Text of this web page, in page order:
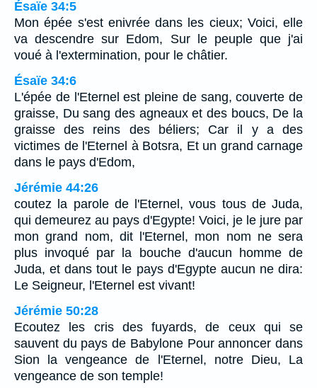
Ésaïe 34:5
Mon épée s'est enivrée dans les cieux; Voici, elle
va descendre sur Edom, Sur le peuple que j'ai
voué à l'extermination, pour le châtier.
Ésaïe 34:6
L'épée de l'Eternel est pleine de sang, couverte de
graisse, Du sang des agneaux et des boucs, De la
graisse des reins des béliers; Car il y a des
victimes de l'Eternel à Botsra, Et un grand carnage
dans le pays d'Edom,
Jérémie 44:26
coutez la parole de l'Eternel, vous tous de Juda,
qui demeurez au pays d'Egypte! Voici, je le jure par
mon grand nom, dit l'Eternel, mon nom ne sera
plus invoqué par la bouche d'aucun homme de
Juda, et dans tout le pays d'Egypte aucun ne dira:
Le Seigneur, l'Eternel est vivant!
Jérémie 50:28
Ecoutez les cris des fuyards, de ceux qui se
sauvent du pays de Babylone Pour annoncer dans
Sion la vengeance de l'Eternel, notre Dieu, La
vengeance de son temple!